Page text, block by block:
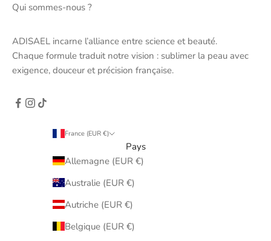
Qui sommes-nous ?
ADISAEL incarne l’alliance entre science et beauté.
Chaque formule traduit notre vision : sublimer la peau avec
exigence, douceur et précision française.
France (EUR €)
Pays
Allemagne (EUR €)
Australie (EUR €)
Autriche (EUR €)
Belgique (EUR €)